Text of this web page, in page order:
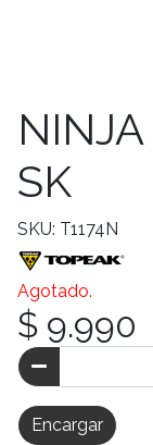
SK
SKU: T1174N
Agotado.
$ 9.990
Encargar